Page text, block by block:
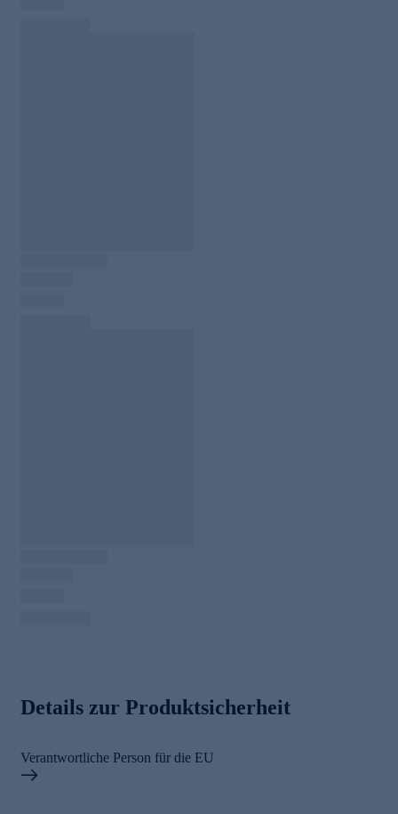
Details zur Produktsicherheit
Verantwortliche Person für die EU